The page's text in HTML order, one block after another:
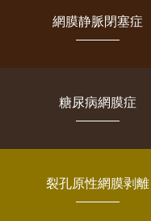
網膜静脈閉塞症
糖尿病網膜症
裂孔原性網膜剥離